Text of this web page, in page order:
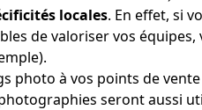
locales. En effet, si
de valoriser vos
photo à vos points de
seront aussi